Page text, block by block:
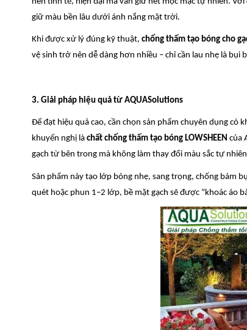
giữ màu bền lâu dưới ánh nắng mặt trời.
Khi được xử lý đúng kỹ thuật, chống thấm tạo bóng cho
vệ sinh trở nên dễ dàng hơn nhiều – chỉ cần lau nhẹ là bụi
3. Giải pháp hiệu quả từ AQUASolutions
Để đạt hiệu quả cao, cần chọn sản phẩm chuyên dụng có
khuyến nghị là chất chống thấm tạo bóng LOWSHEEN của
gạch từ bên trong mà không làm thay đổi màu sắc tự
Sản phẩm này tạo lớp bóng nhẹ, sang trọng, chống bám
quét hoặc phun 1–2 lớp, bề mặt gạch sẽ được “khoác áo